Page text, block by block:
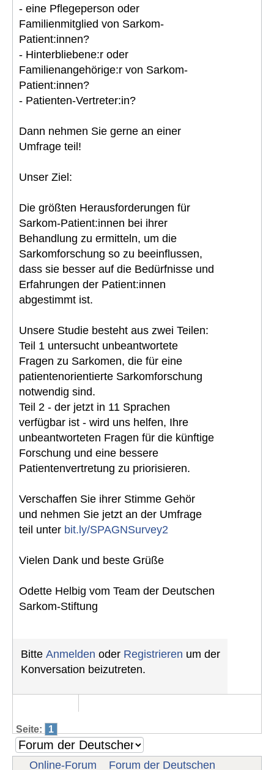
- eine Pflegeperson oder
Familienmitglied von Sarkom-
Patient:innen?
- Hinterbliebene:r oder
Familienangehörige:r von Sarkom-
Patient:innen?
- Patienten-Vertreter:in?
Dann nehmen Sie gerne an einer
Umfrage teil!
Unser Ziel:
Die größten Herausforderungen für
Sarkom-Patient:innen bei ihrer
Behandlung zu ermitteln, um die
Sarkomforschung so zu beeinflussen,
dass sie besser auf die Bedürfnisse und
Erfahrungen der Patient:innen
abgestimmt ist.
Unsere Studie besteht aus zwei Teilen:
Teil 1 untersucht unbeantwortete
Fragen zu Sarkomen, die für eine
patientenorientierte Sarkomforschung
notwendig sind.
Teil 2 - der jetzt in 11 Sprachen
verfügbar ist - wird uns helfen, Ihre
unbeantworteten Fragen für die künftige
Forschung und eine bessere
Patientenvertretung zu priorisieren.
Verschaffen Sie ihrer Stimme Gehör
und nehmen Sie jetzt an der Umfrage
teil unter bit.ly/SPAGNSurvey2
Vielen Dank und beste Grüße
Odette Helbig vom Team der Deutschen
Sarkom-Stiftung
Bitte Anmelden oder Registrieren um der
Konversation beizutreten.
Seite: 1
Online-Forum
Forum der Deutschen